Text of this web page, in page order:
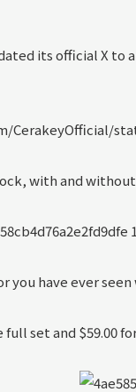
its official X
with and
you have ever
set and $59.00